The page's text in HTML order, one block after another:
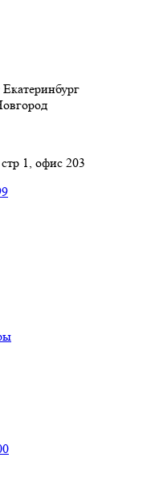
Екатеринбург
1, офис 203